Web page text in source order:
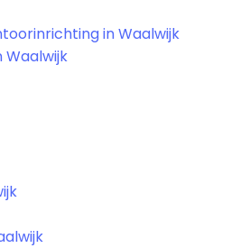
in Waalwijk
Waalwijk